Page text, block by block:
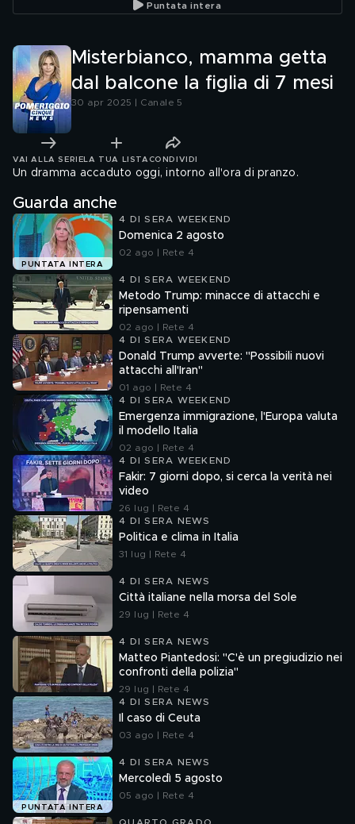
Puntata intera
Misterbianco, mamma getta
dal balcone la figlia di 7 mesi
30 apr 2025 | Canale 5
VAI ALLA SERIE LA TUA LISTA CONDIVIDI
Un dramma accaduto oggi, intorno all'ora di pranzo.
Guarda anche
PUNTATA INTERA
4 DI SERA WEEKEND
Domenica 2 agosto
02 ago | Rete 4
4 DI SERA WEEKEND
Metodo Trump: minacce di attacchi e
ripensamenti
02 ago | Rete 4
4 DI SERA WEEKEND
Donald Trump avverte: "Possibili nuovi
attacchi all'Iran"
01 ago | Rete 4
4 DI SERA WEEKEND
Emergenza immigrazione, l'Europa valuta
il modello Italia
02 ago | Rete 4
4 DI SERA WEEKEND
Fakir: 7 giorni dopo, si cerca la verità nei
video
26 lug | Rete 4
4 DI SERA NEWS
Politica e clima in Italia
31 lug | Rete 4
4 DI SERA NEWS
Città italiane nella morsa del Sole
29 lug | Rete 4
4 DI SERA NEWS
Matteo Piantedosi: "C'è un pregiudizio nei
confronti della polizia"
29 lug | Rete 4
4 DI SERA NEWS
Il caso di Ceuta
03 ago | Rete 4
PUNTATA INTERA
4 DI SERA NEWS
Mercoledì 5 agosto
05 ago | Rete 4